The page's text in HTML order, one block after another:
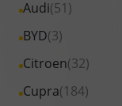
Audi(51)
Alle
Fahrzeuge
Audi
anzeigen
BYD(3)
Alle
Fahrzeuge
BYD
Citroen(32)
Alle
Fahrzeuge
Cupra(184)
Alle